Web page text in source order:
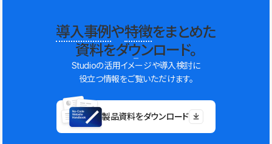
導入事例や特徴をまとめた
資料をダウンロード。
Studioの活用イメージや導入検討に
役立つ情報をご覧いただけます。
製品資料をダウンロード